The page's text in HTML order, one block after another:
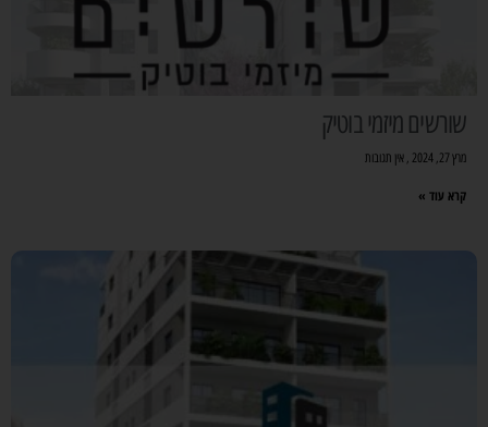
שורשים מיזמי בוטיק
מרץ 27, 2024 אין תגובות
קרא עוד »